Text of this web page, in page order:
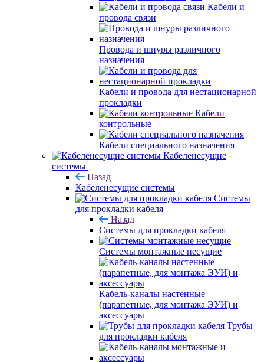
Кабели и
провода связи
Провода и шнуры различного
назначения
Кабели и провода для нестационарной
прокладки
Кабели
контрольные
Кабели специального назначения
Кабеленесущие
системы
Назад
Кабеленесущие системы
Системы
для прокладки кабеля
Назад
Системы для прокладки кабеля
Системы монтажные несущие
Кабель-каналы настенные
(парапетные, для монтажа ЭУИ) и
аксессуары
Трубы
для прокладки кабеля